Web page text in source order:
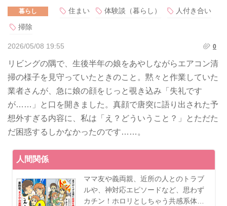
暮らし 住まい 体験談（暮らし）
人付き合い
掃除
2026/05/08 19:55 0
リビングの隅で、生後半年の娘をあやしながらエアコン清
掃の様子を見守っていたときのこと。黙々と作業していた
業者さんが、急に娘の顔をじっと覗き込み「失礼です
が……」と口を開きました。真顔で唐突に語り出された予
想外すぎる内容に、私は「え？どういうこと？」とただた
だ困惑するしかなかったのです……。
人間関係
ママ友や義両親、近所の人とのトラブ
ルや、神対応エピソードなど、思わず
カチン！ホロリとしちゃう共感系体…